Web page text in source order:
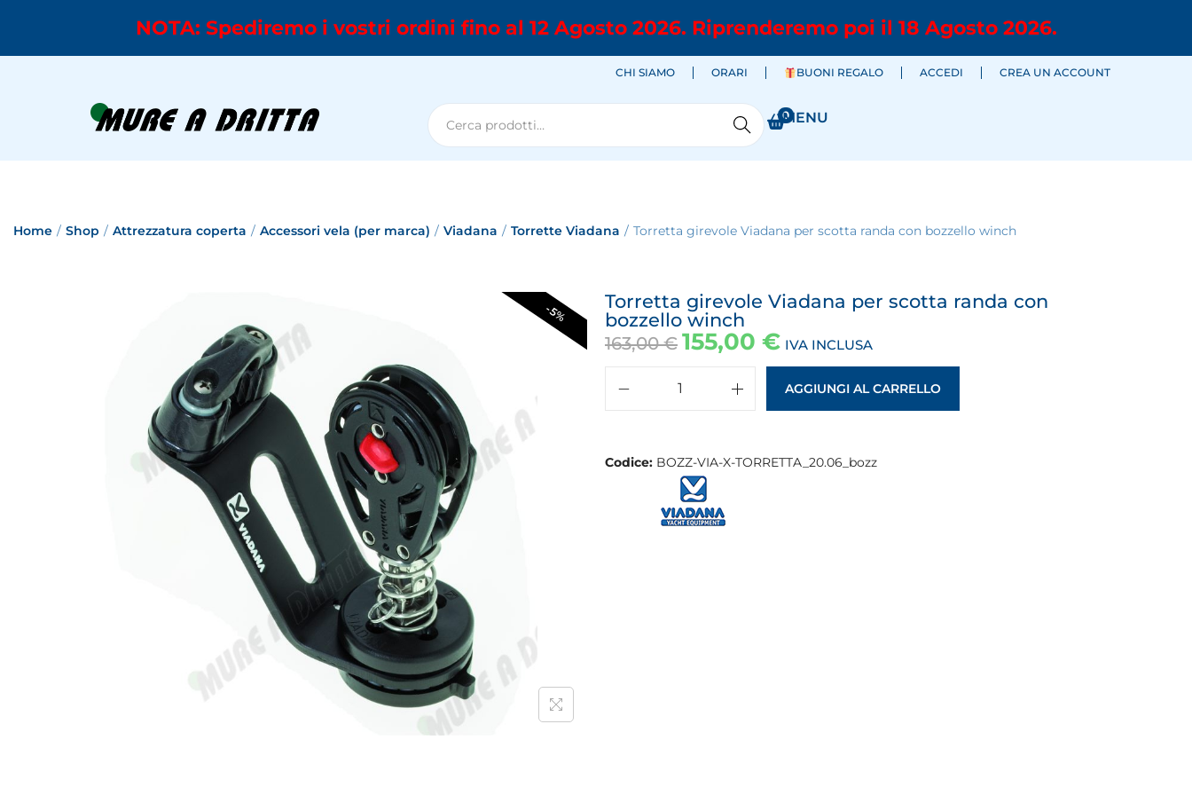
NOTA: Spediremo i vostri ordini fino al 12 Agosto 2026. Riprenderemo poi il 18 Agosto 2026.
CHI SIAMO ORARI BUONI REGALO ACCEDI CREA UN ACCOUNT
Cerca
0
MENU
Home / Shop / Attrezzatura coperta / Accessori vela (per marca) / Viadana / Torrette Viadana / Torretta girevole Viadana per scotta randa con bozzello winch
-5%
Torretta girevole Viadana per scotta randa con
bozzello winch
163,00€ 155,00 € IVA INCLUSA
AGGIUNGI AL CARRELLO
Codice: BOZZ-VIA-X-TORRETTA_20.06_bozz